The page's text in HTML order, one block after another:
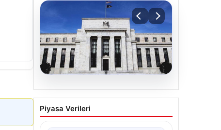
Fed faizi sabit tuttu
Piyasa Verileri